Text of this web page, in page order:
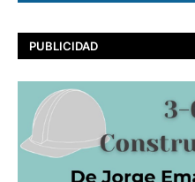
PUBLICIDAD